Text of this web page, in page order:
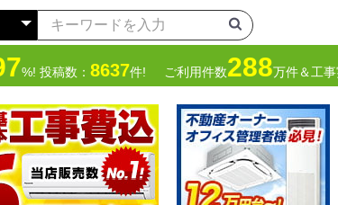
%! 投稿数： 8637件! ご利用件数288万件＆工